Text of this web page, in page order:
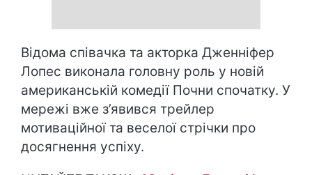
Відома співачка та акторка Дженніфер
Лопес виконала головну роль у новій
американській комедії Почни спочатку. У
мережі вже з’явився трейлер
мотиваційної та веселої стрічки про
досягнення успіху.